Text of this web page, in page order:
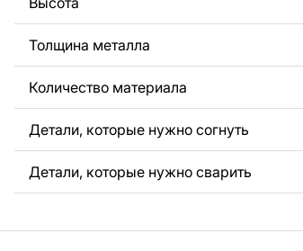
Толщина металла
Количество материала
Детали, которые нужно согнуть
Детали, которые нужно сварить